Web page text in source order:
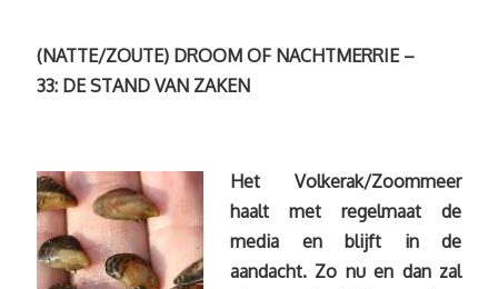
(NATTE/ZOUTE) DROOM OF NACHTMERRIE –
33: DE STAND VAN ZAKEN
Het Volkerak/Zoommeer
haalt met regelmaat de
media en blijft in de
aandacht. Zo nu en dan zal